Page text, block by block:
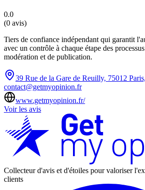
0.0
(0 avis)
Tiers de confiance indépendant qui garantit
avec un contrôle à chaque étape des
modération et de publication.
39 Rue de la Gare de Reuilly, 75012
contact@getmyopinion.fr
www.getmyopinion.fr/
Voir les avis
Collecteur d'avis et d'étoiles pour valoriser
clients